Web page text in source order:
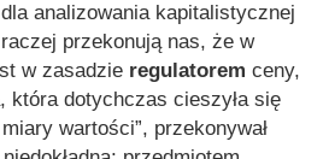
analizowania kapitalistycznej
przekonują nas, że w
w zasadzie regulatorem ceny,
która dotychczas cieszyła się
wartości”, przekonywał